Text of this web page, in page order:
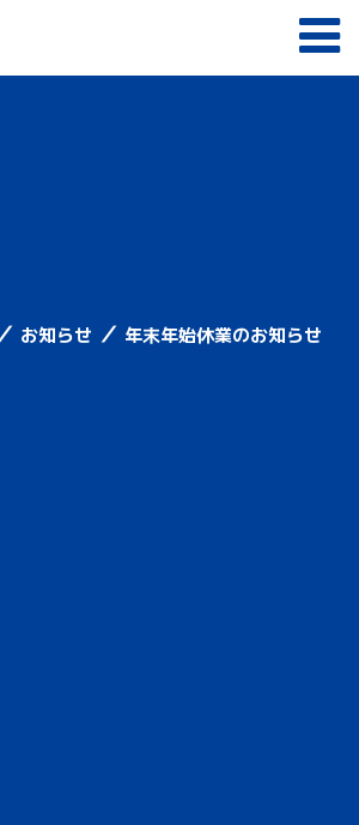
お知らせ ／ 年末年始休業のお知らせ